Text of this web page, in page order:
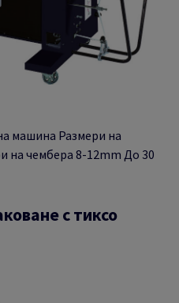
машина Размери на
на чембера 8-12mm До 30
с тиксо